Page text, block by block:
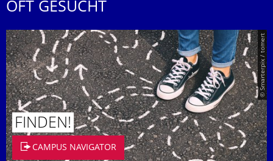
OFT GESUCHT
© Smarterpix / tomert
FINDEN!
CAMPUS NAVIGATOR